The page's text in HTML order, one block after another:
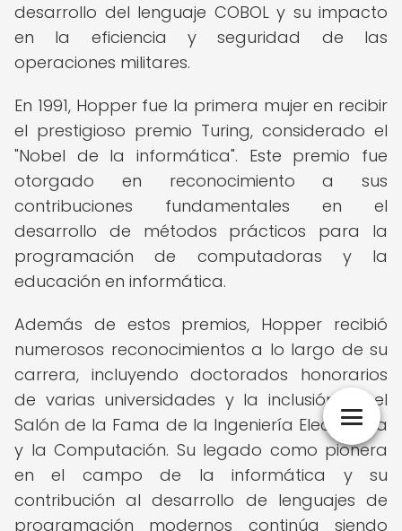
desarrollo del lenguaje COBOL y su impacto
en la eficiencia y seguridad de las
operaciones militares.
En 1991, Hopper fue la primera mujer en recibir
el prestigioso premio Turing, considerado el
"Nobel de la informática". Este premio fue
otorgado en reconocimiento a sus
contribuciones fundamentales en el
desarrollo de métodos prácticos para la
programación de computadoras y la
educación en informática.
Además de estos premios, Hopper recibió
numerosos reconocimientos a lo largo de su
carrera, incluyendo doctorados honorarios
de varias universidades y la inclusión en el
Salón de la Fama de la Ingeniería Electrónica
y la Computación. Su legado como pionera
en el campo de la informática y su
contribución al desarrollo de lenguajes de
programación modernos continúa siendo